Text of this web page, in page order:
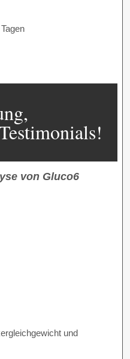
von Gluco6
und